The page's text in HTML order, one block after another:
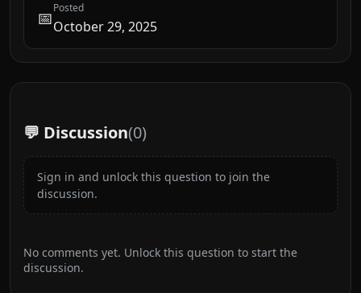
📅Posted
October 29, 2025
💬 Discussion(0)
Sign in and unlock this question to join the
discussion.
No comments yet. Unlock this question to start the
discussion.